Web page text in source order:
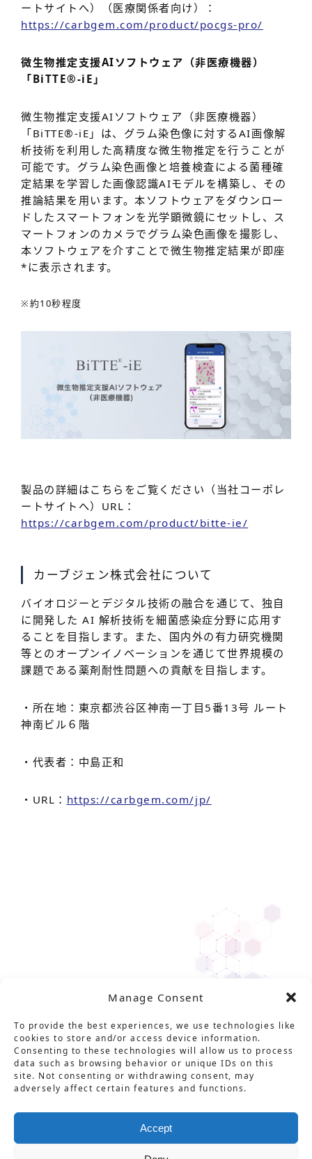
Manage Consent
To provide the best experiences, we use technologies like
cookies to store and/or access device information.
Consenting to these technologies will allow us to process
data such as browsing behavior or unique IDs on this
site. Not consenting or withdrawing consent, may
adversely affect certain features and functions.
Accept
ートサイトへ）（医療関係者向け）：
https://carbgem.com/product/pocgs-pro/
微生物推定支援AIソフトウェア（非医療機器）
「BiTTE®-iE」
微生物推定支援AIソフトウェア（非医療機器）
「BiTTE®-iE」は、グラム染色像に対するAI画像解
析技術を利用した高精度な微生物推定を行うことが
可能です。グラム染色画像と培養検査による菌種確
定結果を学習した画像認識AIモデルを構築し、その
推論結果を用います。本ソフトウェアをダウンロー
ドしたスマートフォンを光学顕微鏡にセットし、ス
マートフォンのカメラでグラム染色画像を撮影し、
本ソフトウェアを介すことで微生物推定結果が即座
*に表示されます。
※約10秒程度
製品の詳細はこちらをご覧ください（当社コーポレ
ートサイトへ）URL：
https://carbgem.com/product/bitte-ie/
カーブジェン株式会社について
バイオロジーとデジタル技術の融合を通じて、独自
に開発した AI 解析技術を細菌感染症分野に応用す
ることを目指します。また、国内外の有力研究機関
等とのオープンイノベーションを通じて世界規模の
課題である薬剤耐性問題への貢献を目指します。
・所在地：東京都渋谷区神南一丁目5番13号 ルート
神南ビル６階
・代表者：中島正和
・URL： https://carbgem.com/jp/
用語集プライバシーポリシー